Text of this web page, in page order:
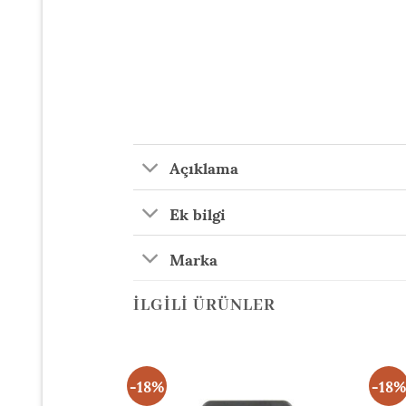
Açıklama
Ek bilgi
Marka
İLGILI ÜRÜNLER
-18% -18%